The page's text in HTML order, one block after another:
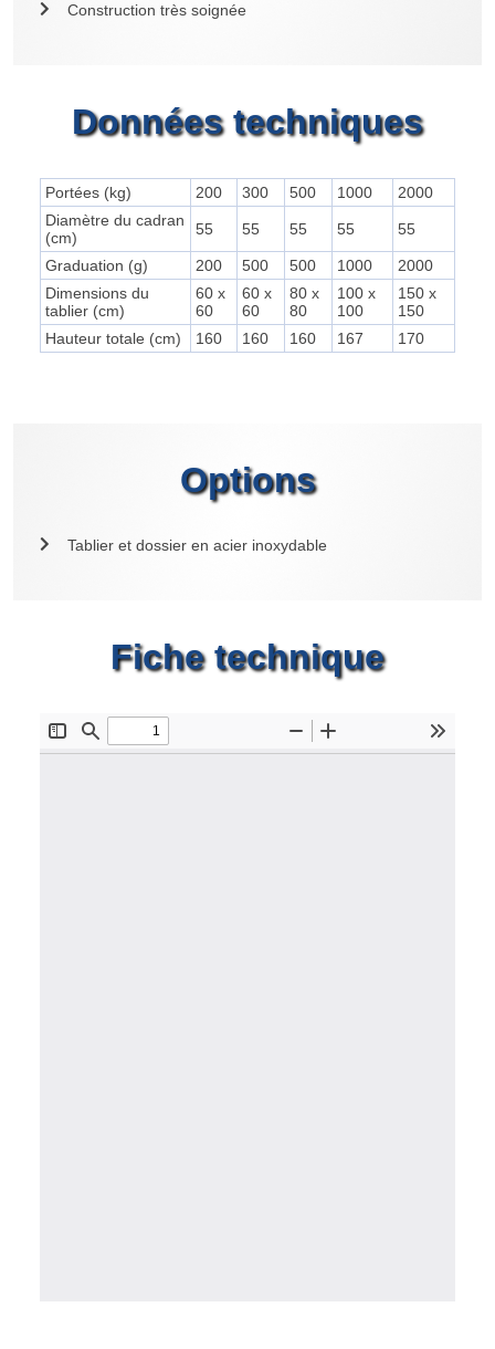
Construction très soignée
Données techniques
Portées (kg) 200 300 500 1000
2000
Diamètre du cadran
(cm)
55 55 55 55 55
Graduation (g) 200 500 500 1000
2000
Dimensions du
tablier (cm)
60 x
60
60 x
60
80 x
80
100 x
100
150 x
150
Hauteur totale (cm)
160 160 160 167 170
Options
Tablier et dossier en acier inoxydable
Fiche technique